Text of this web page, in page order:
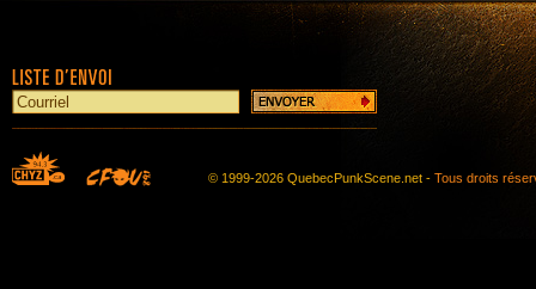
© 1999-2026 QuebecPunkScene.net - Tous droits